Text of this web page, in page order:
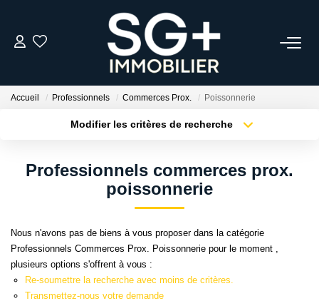
GESTION
L'AGENCE
ACTUALITÉS
Accueil Professionnels Commerces Prox. Poissonnerie
Modifier les critères de recherche
Type de bien
Surface min
Créer une alerte
Professionnels commerces prox.
poissonnerie
Nous n'avons pas de biens à vous proposer dans la catégorie
Professionnels Commerces Prox. Poissonnerie pour le moment ,
plusieurs options s'offrent à vous :
Re-soumettre la recherche avec moins de critères.
Transmettez-nous votre demande